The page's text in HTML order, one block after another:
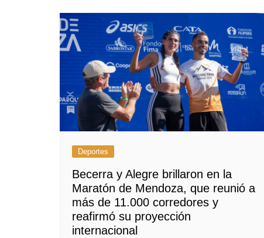
Deportes
Becerra y Alegre brillaron en la
Maratón de Mendoza, que reunió a
más de 11.000 corredores y
reafirmó su proyección
internacional